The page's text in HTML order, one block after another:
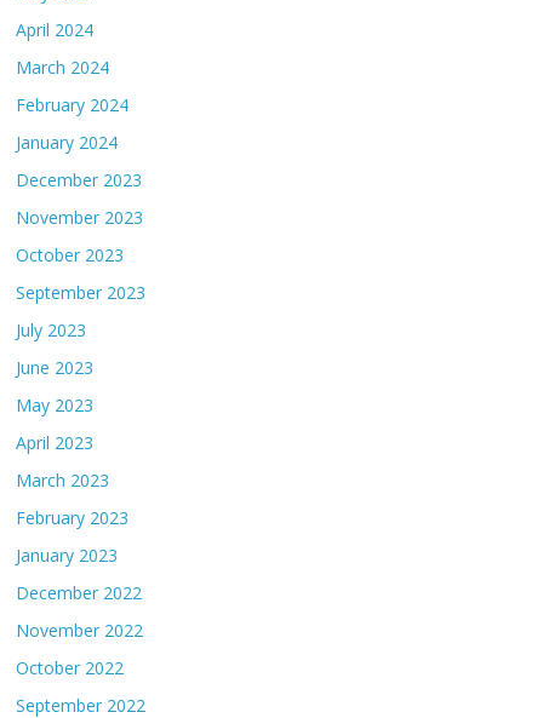
April 2024
March 2024
February 2024
January 2024
December 2023
November 2023
October 2023
September 2023
July 2023
June 2023
May 2023
April 2023
March 2023
February 2023
January 2023
December 2022
November 2022
October 2022
September 2022